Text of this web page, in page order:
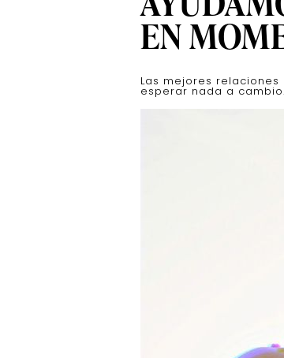
EN
Las mejores
esperar nada a cambio.